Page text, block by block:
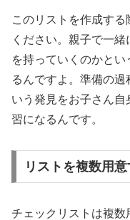
このリストを作成す
ください。親子で一
を持っていくのかと
るんですよ。準備の
いう発見をお子さん
習になるんです。
リストを複数用
チェックリストは複